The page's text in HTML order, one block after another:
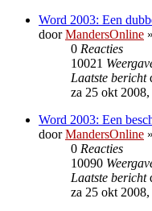
Word 2003: Een
doorMandersOnline »
0 Reacties
10021
Laatste bericht
za 25 okt 2008,
Word 2003: Een
doorMandersOnline »
0 Reacties
10090
Laatste bericht
za 25 okt